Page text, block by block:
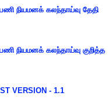
நியமனக் கலந்தாய்வு தேதி
நியமனக் கலந்தாய்வு குறித்த
VERSION - 1.1